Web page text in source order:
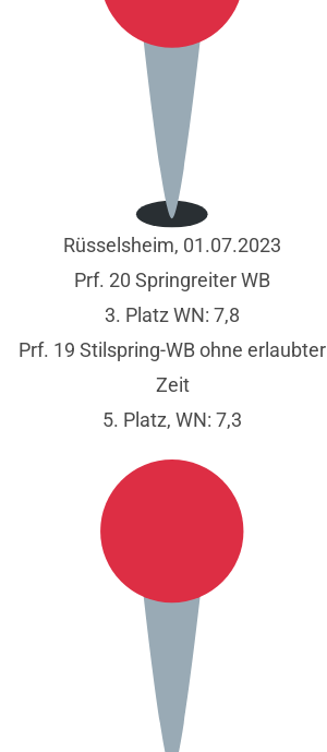
Rüsselsheim, 01.07.2023
Prf. 20 Springreiter WB
3. Platz WN: 7,8
Prf. 19 Stilspring-WB ohne erlaubter
Zeit
5. Platz, WN: 7,3